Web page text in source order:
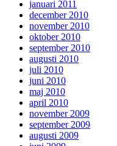
januari 2011
december 2010
november 2010
oktober 2010
september 2010
augusti 2010
juli 2010
juni 2010
maj 2010
april 2010
november 2009
september 2009
augusti 2009